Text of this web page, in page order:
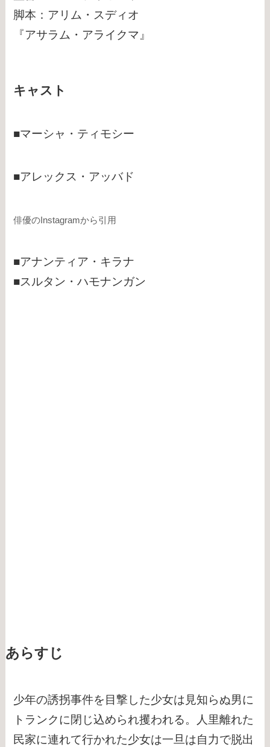
脚本：アリム・スディオ
『アサラム・アライクマ』
キャスト
■マーシャ・ティモシー
■アレックス・アッバド
俳優のInstagramから引用
■アナンティア・キラナ
■スルタン・ハモナンガン
あらすじ
少年の誘拐事件を目撃した少女は見知らぬ男に
トランクに閉じ込められ攫われる。人里離れた
民家に連れて行かれた少女は一旦は自力で脱出